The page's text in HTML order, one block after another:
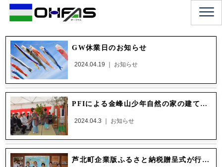
GW休業日のお知らせ
2024.04.19 ｜ お知らせ
PFIによる金峰山少年自然の家の建て替えに着手
2024.04.3 ｜ お知らせ
芦北町企業版ふるさと納税贈呈式が行われました。